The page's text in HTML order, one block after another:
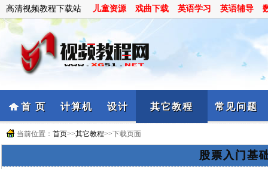
高清视频教程下载站 儿童资源 戏曲下载 英语学习 英语辅导
首 页 计算机 设计 其它教程 常见问题
当前位置： 首页>>其它教程>>下载页面
股票入门基